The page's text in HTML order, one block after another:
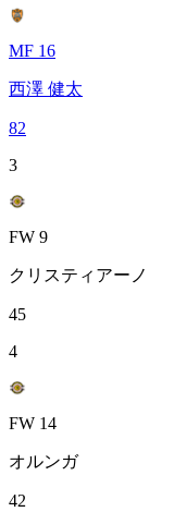
MF 16
西澤 健太
82
3
FW 9
クリスティアーノ
45
4
FW 14
オルンガ
42